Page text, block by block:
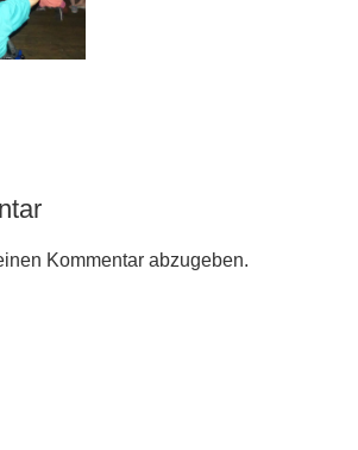
Kommentar abzugeben.